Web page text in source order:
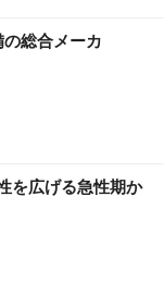
総合メーカ
を広げる急性期か